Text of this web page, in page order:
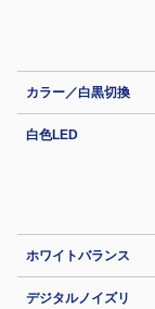
カラー／白黒切換
白色LED
ホワイトバランス
デジタルノイズリ